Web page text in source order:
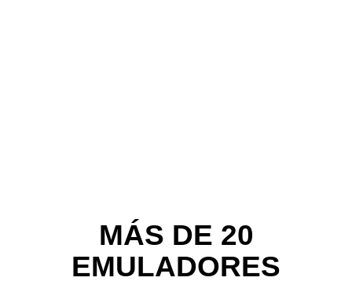
MÁS DE 20
EMULADORES